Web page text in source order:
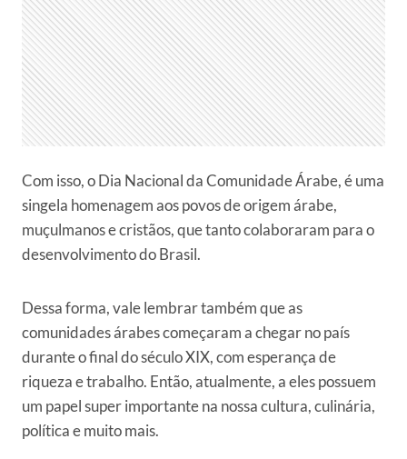
Com isso, o Dia Nacional da Comunidade Árabe, é uma
singela homenagem aos povos de origem árabe,
muçulmanos e cristãos, que tanto colaboraram para o
desenvolvimento do Brasil.
Dessa forma, vale lembrar também que as
comunidades árabes começaram a chegar no país
durante o final do século XIX, com esperança de
riqueza e trabalho. Então, atualmente, a eles possuem
um papel super importante na nossa cultura, culinária,
política e muito mais.